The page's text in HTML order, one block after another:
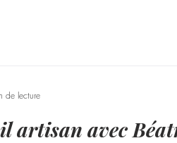
artisan avec
de lecture